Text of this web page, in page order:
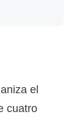
el
cuatro